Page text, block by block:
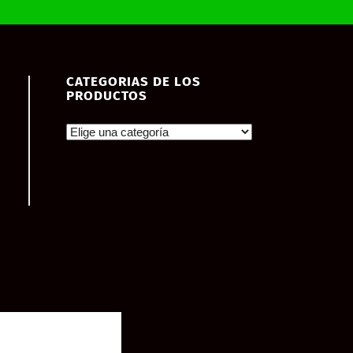
CATEGORIAS DE LOS
PRODUCTOS